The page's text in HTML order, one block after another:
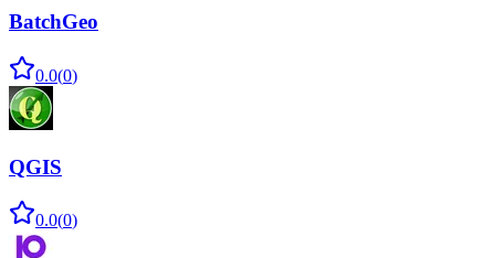
BatchGeo
0.0(0)
QGIS
0.0(0)